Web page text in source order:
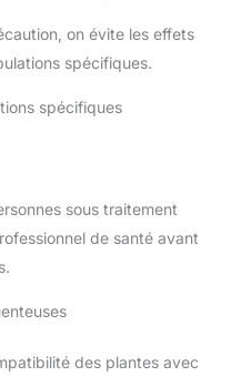
on évite les effets
spécifiques.
spécifiques
sous traitement
de santé avant
des plantes avec